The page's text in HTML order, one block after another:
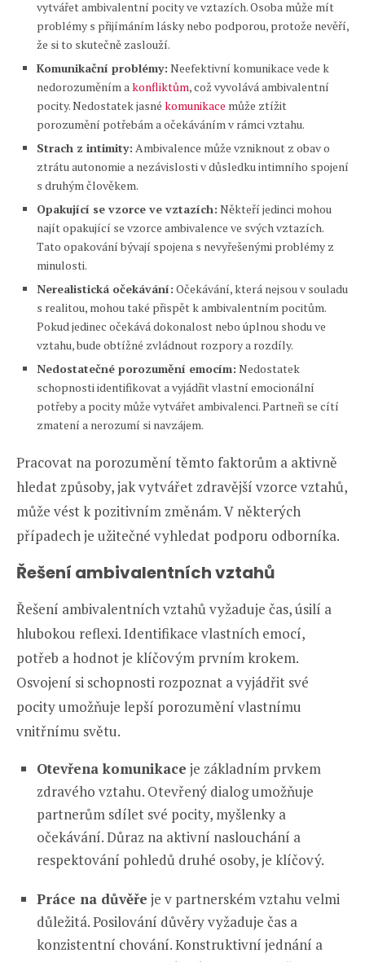
vytvářet ambivalentní pocity ve vztazích. Osoba může mít
problémy s přijímáním lásky nebo podporou, protože nevěří,
že si to skutečně zaslouží.
Komunikační problémy: Neefektivní komunikace vede k
nedorozuměním a konfliktům, což vyvolává ambivalentní
pocity. Nedostatek jasné komunikace může ztížit
porozumění potřebám a očekáváním v rámci vztahu.
Strach z intimity: Ambivalence může vzniknout z obav o
ztrátu autonomie a nezávislosti v důsledku intimního spojení
s druhým člověkem.
Opakující se vzorce ve vztazích: Někteří jedinci mohou
najít opakující se vzorce ambivalence ve svých vztazích.
Tato opakování bývají spojena s nevyřešenými problémy z
minulosti.
Nerealistická očekávání: Očekávání, která nejsou v souladu
s realitou, mohou také přispět k ambivalentním pocitům.
Pokud jedinec očekává dokonalost nebo úplnou shodu ve
vztahu, bude obtížné zvládnout rozpory a rozdíly.
Nedostatečné porozumění emocím: Nedostatek
schopnosti identifikovat a vyjádřit vlastní emocionální
potřeby a pocity může vytvářet ambivalenci. Partneři se cítí
zmatení a nerozumí si navzájem.
Pracovat na porozumění těmto faktorům a aktivně
hledat způsoby, jak vytvářet zdravější vzorce vztahů,
může vést k pozitivním změnám. V některých
případech je užitečné vyhledat podporu odborníka.
Řešení ambivalentních vztahů
Řešení ambivalentních vztahů vyžaduje čas, úsilí a
hlubokou reflexi. Identifikace vlastních emocí,
potřeb a hodnot je klíčovým prvním krokem.
Osvojení si schopnosti rozpoznat a vyjádřit své
pocity umožňuje lepší porozumění vlastnímu
vnitřnímu světu.
Otevřena komunikace je základním prvkem
zdravého vztahu. Otevřený dialog umožňuje
partnerům sdílet své pocity, myšlenky a
očekávání. Důraz na aktivní naslouchání a
respektování pohledů druhé osoby, je klíčový.
Práce na důvěře je v partnerském vztahu velmi
důležitá. Posilování důvěry vyžaduje čas a
konzistentní chování. Konstruktivní jednání a